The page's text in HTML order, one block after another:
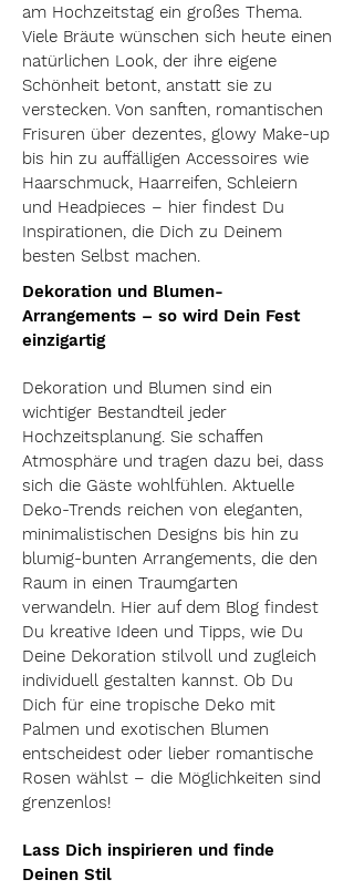
am Hochzeitstag ein großes Thema.
Viele Bräute wünschen sich heute einen
natürlichen Look, der ihre eigene
Schönheit betont, anstatt sie zu
verstecken. Von sanften, romantischen
Frisuren über dezentes, glowy Make-up
bis hin zu auffälligen Accessoires wie
Haarschmuck, Haarreifen, Schleiern
und Headpieces – hier findest Du
Inspirationen, die Dich zu Deinem
besten Selbst machen.
Dekoration und Blumen-
Arrangements – so wird Dein Fest
einzigartig
Dekoration und Blumen sind ein
wichtiger Bestandteil jeder
Hochzeitsplanung. Sie schaffen
Atmosphäre und tragen dazu bei, dass
sich die Gäste wohlfühlen. Aktuelle
Deko-Trends reichen von eleganten,
minimalistischen Designs bis hin zu
blumig-bunten Arrangements, die den
Raum in einen Traumgarten
verwandeln. Hier auf dem Blog findest
Du kreative Ideen und Tipps, wie Du
Deine Dekoration stilvoll und zugleich
individuell gestalten kannst. Ob Du
Dich für eine tropische Deko mit
Palmen und exotischen Blumen
entscheidest oder lieber romantische
Rosen wählst – die Möglichkeiten sind
grenzenlos!
Lass Dich inspirieren und finde
Deinen Stil